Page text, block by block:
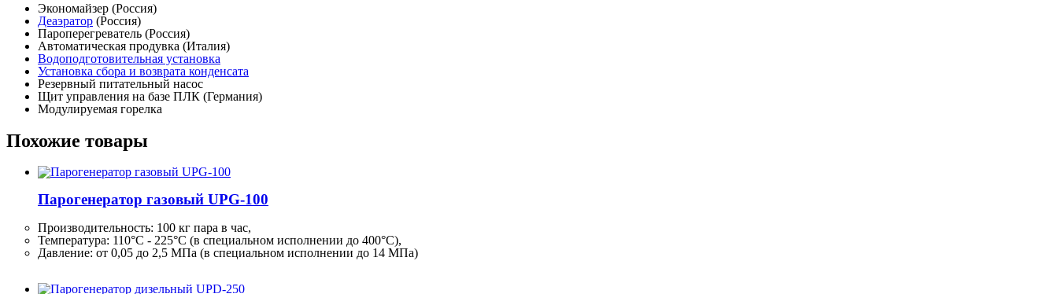
Экономайзер (Россия)
Деаэратор (Россия)
Пароперегреватель (Россия)
Автоматическая продувка (Италия)
Водоподготовительная установка
Установка сбора и возврата конденсата
Резервный питательный насос
Щит управления на базе ПЛК (Германия)
Модулируемая горелка
Похожие товары
Парогенератор газовый UPG-100
Производительность: 100 кг пара в час,
Температура: 110°C - 225°C (в специальном исполнении до 400°C),
Давление: от 0,05 до 2,5 МПа (в специальном исполнении до 14 МПа)